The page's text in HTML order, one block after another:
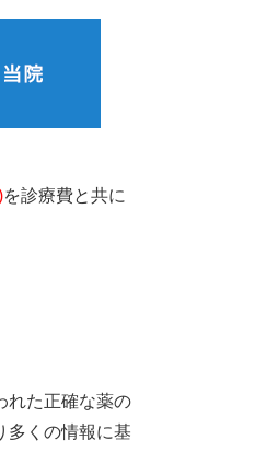
を診療費と共に
れた正確な薬の
多くの情報に基